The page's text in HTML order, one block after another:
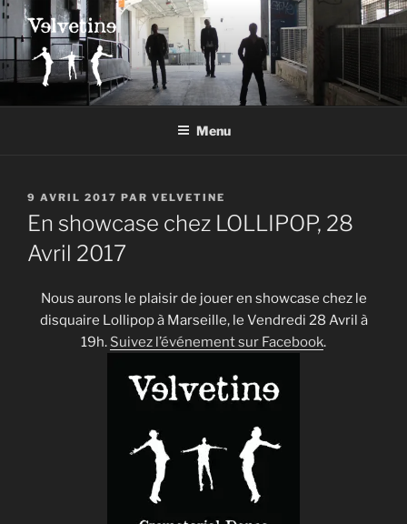
Aller
contenu
principal
VELVETINE
Le site officiel du groupe Velvetine.
Menu
PUBLIÉ
LE
9 AVRIL 2017 PAR VELVETINE
En showcase chez LOLLIPOP, 28
Avril 2017
Nous aurons le plaisir de jouer en showcase chez le
disquaire Lollipop à Marseille, le Vendredi 28 Avril à
19h. Suivez l’événement sur Facebook.